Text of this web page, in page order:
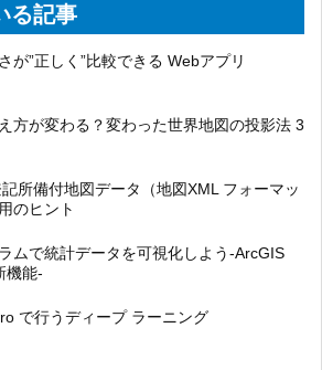
る記事
が”正しく”比較できる Webアプリ
方が変わる？変わった世界地図の投影法 3
所備付地図データ（地図XML フォーマッ
のヒント
ムで統計データを可視化しよう-ArcGIS
機能-
で行うディープ ラーニング